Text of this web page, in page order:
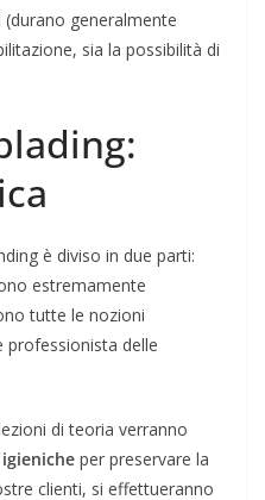
generalmente
sia la possibilità di
è diviso in due parti:
estremamente
tutte le nozioni
professionista delle
di teoria verranno
per preservare la
clienti, si effettueranno